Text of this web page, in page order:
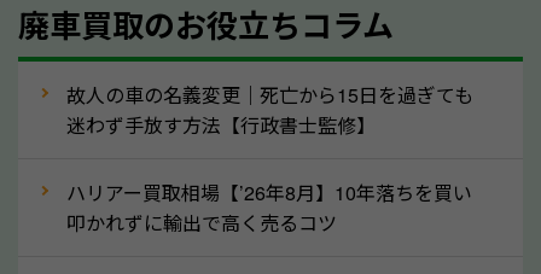
人気の車種は廃車の状態でも、高価買取が可能です。
産車は高く買取が可能です。「廃車＝買取できない」
なら廃車の車も適正価格で買取できます。他社で買取
拒否となった車も価格がつく可能性があるので、諦め
廃車買取のお役立ちコラム
故人の車の名義変更｜死亡から15日を過ぎても
迷わず手放す方法【行政書士監修】
ハリアー買取相場【’26年8月】10年落ちを買い
叩かれずに輸出で高く売るコツ